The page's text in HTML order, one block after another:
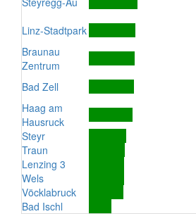
Linz-Stadtpark
Braunau
Zentrum
Bad Zell
Haag am
Hausruck
Steyr
Traun
Lenzing 3
Wels
Vöcklabruck
Bad Ischl